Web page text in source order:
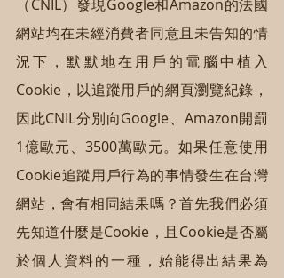
（CNIL）發現Google和Amazon的法國
網站均在未經消費者同意且未告知的情
況下，默默地在用戶的電腦中植入
Cookie，以追蹤用戶的網頁瀏覽紀錄，
因此CNIL分別向Google、Amazon開罰
1億歐元、3500萬歐元。如果任意使用
Cookie追蹤用戶行為的事情發生在台灣
網站，會有相同結果嗎？首先我們必須
先知道什麼是Cookie，且Cookie是否屬
於個人資料的一種，始能得出結果為